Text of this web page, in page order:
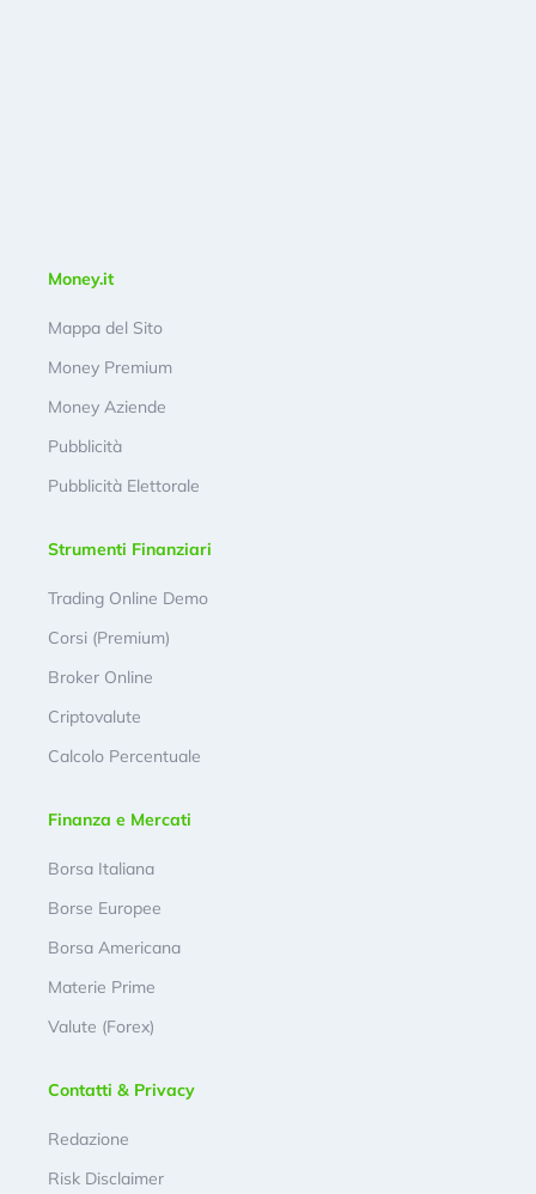
Money.it
Mappa del Sito
Money Premium
Money Aziende
Pubblicità
Pubblicità Elettorale
Strumenti Finanziari
Trading Online Demo
Corsi (Premium)
Broker Online
Criptovalute
Calcolo Percentuale
Finanza e Mercati
Borsa Italiana
Borse Europee
Borsa Americana
Materie Prime
Valute (Forex)
Contatti & Privacy
Redazione
Risk Disclaimer